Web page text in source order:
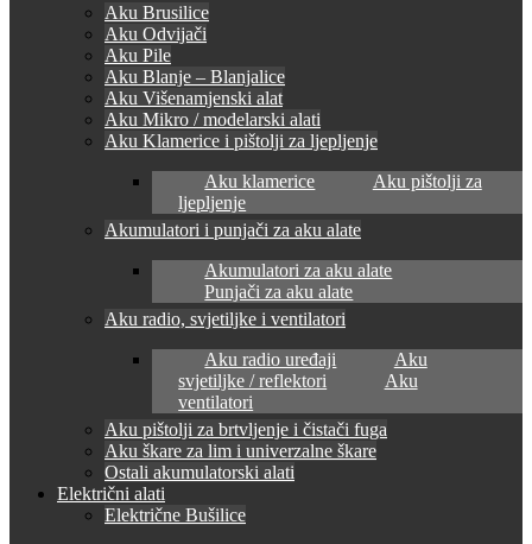
Aku Brusilice
Aku Odvijači
Aku Pile
Aku Blanje – Blanjalice
Aku Višenamjenski alat
Aku Mikro / modelarski alati
Aku Klamerice i pištolji za ljepljenje
Aku klamerice
Aku pištolji za
ljepljenje
Akumulatori i punjači za aku alate
Akumulatori za aku alate
Punjači za aku alate
Aku radio, svjetiljke i ventilatori
Aku radio uređaji
Aku
svjetiljke / reflektori
Aku
ventilatori
Aku pištolji za brtvljenje i čistači fuga
Aku škare za lim i univerzalne škare
Ostali akumulatorski alati
Električni alati
Električne Bušilice